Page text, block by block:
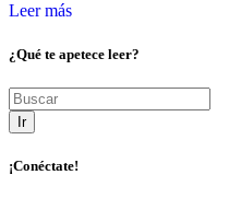
Leer más
¿Qué te apetece leer?
Ir
¡Conéctate!